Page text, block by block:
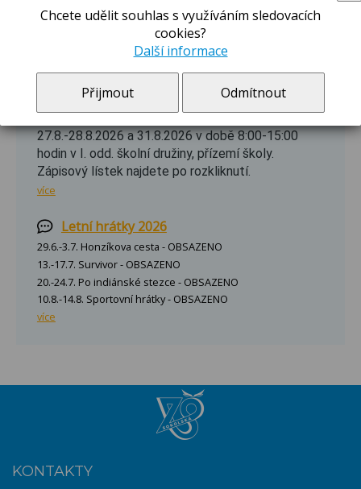
Aktuality
Zápis do školní družiny 2026/2027
Zápis do školní družiny na Sokolské pro rok
27.8.-28.8.2026 a 31.8.2026 v době 8:00-15:00
hodin v I. odd. školní družiny, přízemí školy.
Zápisový lístek najdete po rozkliknutí.
více
Letní hrátky 2026
29.6.-3.7. Honzíkova cesta - OBSAZENO
13.-17.7. Survivor - OBSAZENO
20.-24.7. Po indiánské stezce - OBSAZENO
10.8.-14.8. Sportovní hrátky - OBSAZENO
více
KONTAKTY
Chcete udělit souhlas s využíváním sledovacích
cookies?
Další informace
Přijmout Odmítnout